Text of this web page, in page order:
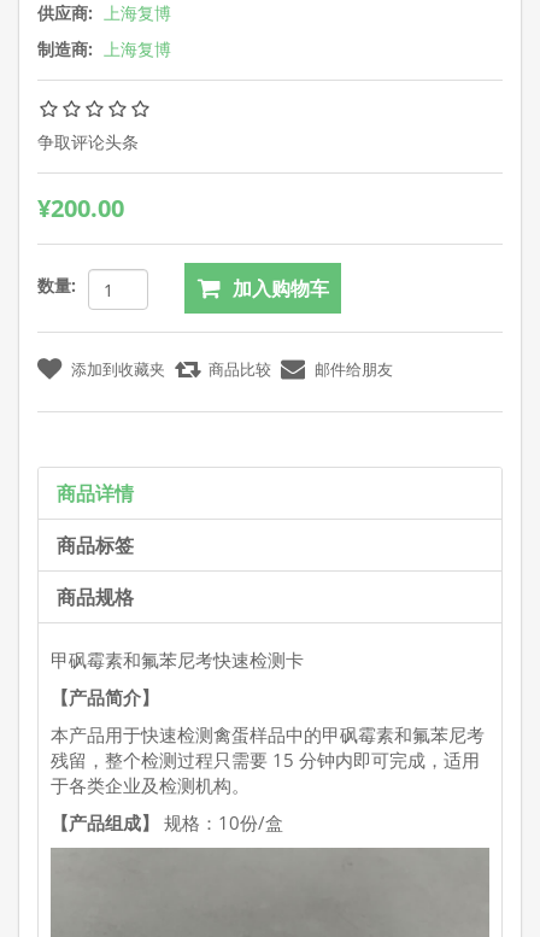
供应商: 上海复博
制造商: 上海复博
争取评论头条
¥200.00
数量:
商品详情
商品标签
商品规格
甲砜霉素和氟苯尼考快速检测卡
【产品简介】
本产品用于快速检测禽蛋样品中的甲砜霉素和氟苯尼考
残留，整个检测过程只需要 15 分钟内即可完成，适用
于各类企业及检测机构。
【产品组成】
规格：10份/盒